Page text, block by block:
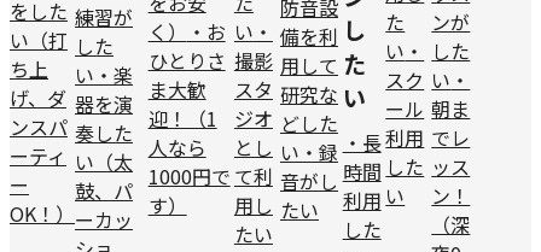
をした
い（打
ち上
げ、ダ
ンスパ
ーティ
ー
OK！）
練習が
した
い ・楽
器を演
奏した
い（太
鼓、パ
ーカッ
く）
・お
ひとりさ
ま大歓
迎！（1
人なら
1000円で
す）
い ・
撮影
スタ
ジオ
とし
て利
用し
たい
防音設
備を利
用して
研究な
どした
い ・録
音がし
たい
し
た
い
・長
時間
利用
した
た
い ・
スク
ール
利用
した
い
ンが
した
い ・
朝ま
でレ
ッス
ン！
（深